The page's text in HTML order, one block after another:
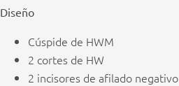
Diseño
Cúspide de HWM
2 cortes de HW
2 incisores de afilado negativo